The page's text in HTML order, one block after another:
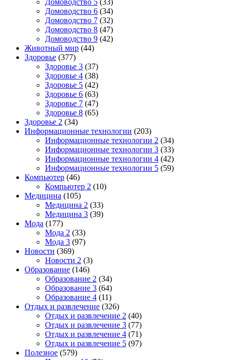
Домоводство 5 (33)
Домоводство 6 (34)
Домоводство 7 (32)
Домоводство 8 (47)
Домоводство 9 (42)
Животный мир (44)
Здоровье (377)
Здоровье 3 (37)
Здоровье 4 (38)
Здоровье 5 (42)
Здоровье 6 (63)
Здоровье 7 (47)
Здоровье 8 (65)
Здоровье 2 (34)
Информационные технологии (203)
Информационные технологии 2 (34)
Информационные технологии 3 (33)
Информационные технологии 4 (42)
Информационные технологии 5 (59)
Компьютер (46)
Компьютер 2 (10)
Медицина (105)
Медицина 2 (33)
Медицина 3 (39)
Мода (177)
Мода 2 (33)
Мода 3 (97)
Новости (369)
Новости 2 (3)
Образование (146)
Образование 2 (34)
Образование 3 (64)
Образование 4 (11)
Отдых и развлечение (326)
Отдых и развлечение 2 (40)
Отдых и развлечение 3 (77)
Отдых и развлечение 4 (71)
Отдых и развлечение 5 (97)
Полезное (579)